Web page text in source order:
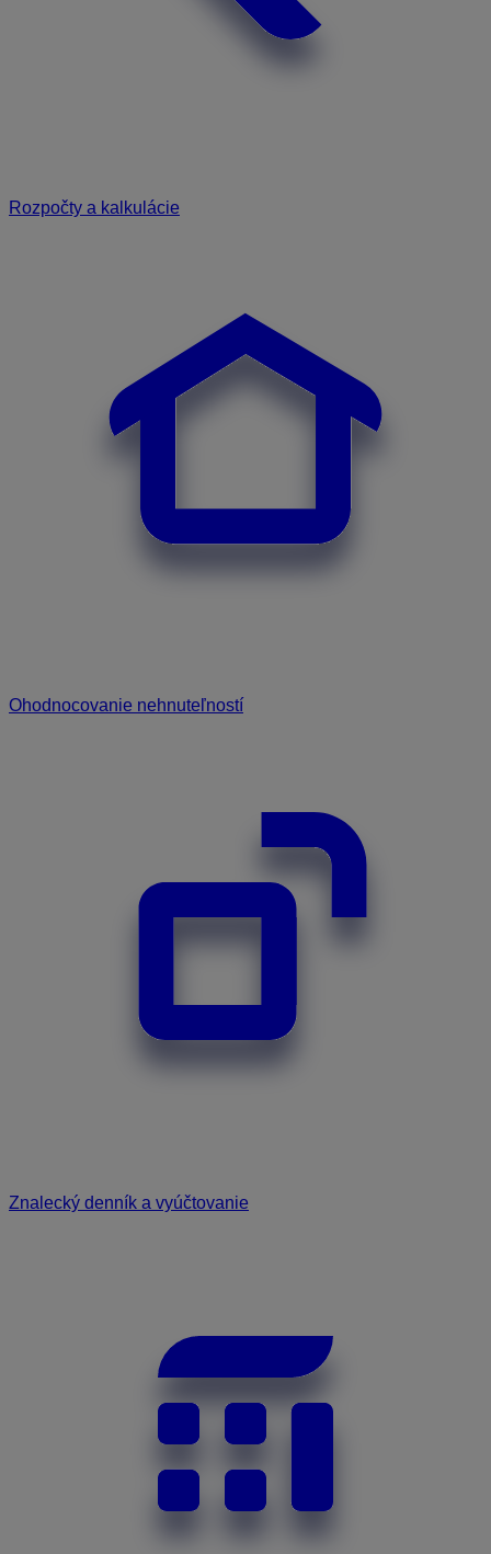
Rozpočty a kalkulácie
Ohodnocovanie nehnuteľností
Znalecký denník a vyúčtovanie